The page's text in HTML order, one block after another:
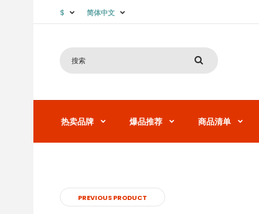
$ 简体中文
热卖品牌 爆品推荐 商品清单
PREVIOUS PRODUCT